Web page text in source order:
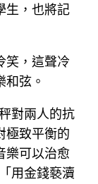
生，也將記
笑，這聲冷
弦。
對兩人的抗
極致平衡的
樂可以治愈
用金錢褻瀆